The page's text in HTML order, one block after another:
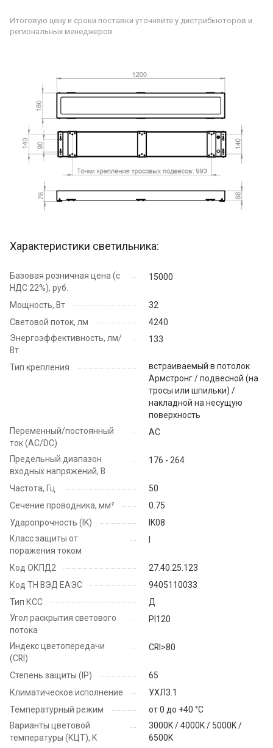
Итоговую цену и сроки поставки уточняйте у дистрибьюторов и
региональных менеджеров
Характеристики светильника:
Базовая розничная цена (с
НДС 22%), руб.
15000
Мощность, Вт
32
Световой поток, лм
4240
Энергоэффективность, лм/
Вт
133
Тип крепления
встраиваемый в потолок
Армстронг / подвесной (на
тросы или шпильки) /
накладной на несущую
поверхность
Переменный/постоянный
ток (AC/DC)
AC
Предельный диапазон
входных напряжений, В
176 - 264
Частота, Гц
50
Сечение проводника, мм²
0.75
Ударопрочность (IK)
IK08
Класс защиты от
поражения током
Код ОКПД2
27.40.25.123
Код ТН ВЭД ЕАЭС
9405110033
Тип КСС
Д
Угол раскрытия светового
потока
PI120
Индекс цветопередачи
(CRI)
CRI>80
Степень защиты (IP)
65
Климатическое исполнение
УХЛ3.1
Температурный режим
от 0 до +40 °C
Варианты цветовой
температуры (КЦТ), K
3000K / 4000K / 5000K /
6500K